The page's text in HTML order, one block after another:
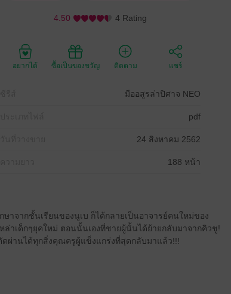
4.50 4 Rating
อยากได้ ซื้อเป็นของขวัญ ติดตาม แชร์
มืออสูรล่าปิศาจ NEO
pdf
24 สิงหาคม 2562
188 หน้า
าจากชั้นเรียนของนูเบ ก็ได้กลายเป็นอาจารย์คนใหม่ของ
ล่าเด็กๆยุคใหม่ ตอนนั้นเองที่ชายผู้นั้นได้ย้ายกลับมาจากคิวชู!
ผ่านได้ทุกสิ่งคุณครูผู้แข็งแกร่งที่สุดกลับมาแล้ว!!!